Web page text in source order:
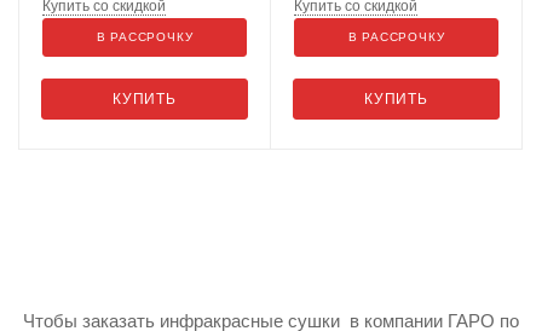
КУПИТЬ
Купить со скидкой
В РАССРОЧКУ
КУПИТЬ
Купить со скидкой
В РАССРОЧКУ
Чтобы заказать инфракрасные сушки в компании ГАРО по